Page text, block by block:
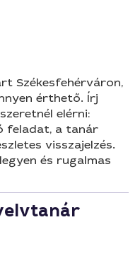
Székesfehérváron,
érthető. Írj
elérni:
feladat, a tanár
visszajelzés.
és rugalmas